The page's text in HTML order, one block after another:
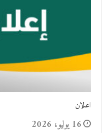
اعلان
16 يوليو، 2026